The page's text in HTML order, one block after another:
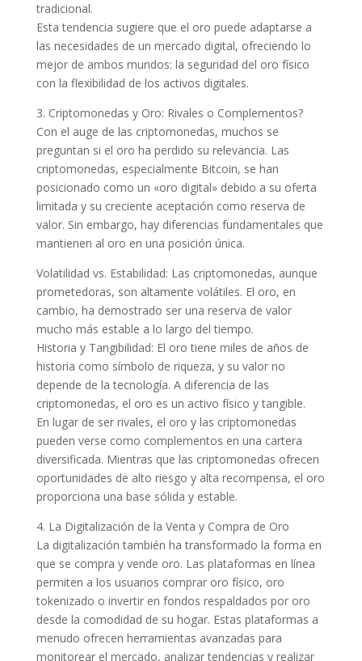
tradicional.
Esta tendencia sugiere que el oro puede adaptarse a
las necesidades de un mercado digital, ofreciendo lo
mejor de ambos mundos: la seguridad del oro físico
con la flexibilidad de los activos digitales.
3. Criptomonedas y Oro: Rivales o Complementos?
Con el auge de las criptomonedas, muchos se
preguntan si el oro ha perdido su relevancia. Las
criptomonedas, especialmente Bitcoin, se han
posicionado como un «oro digital» debido a su oferta
limitada y su creciente aceptación como reserva de
valor. Sin embargo, hay diferencias fundamentales que
mantienen al oro en una posición única.
Volatilidad vs. Estabilidad: Las criptomonedas, aunque
prometedoras, son altamente volátiles. El oro, en
cambio, ha demostrado ser una reserva de valor
mucho más estable a lo largo del tiempo.
Historia y Tangibilidad: El oro tiene miles de años de
historia como símbolo de riqueza, y su valor no
depende de la tecnología. A diferencia de las
criptomonedas, el oro es un activo físico y tangible.
En lugar de ser rivales, el oro y las criptomonedas
pueden verse como complementos en una cartera
diversificada. Mientras que las criptomonedas ofrecen
oportunidades de alto riesgo y alta recompensa, el oro
proporciona una base sólida y estable.
4. La Digitalización de la Venta y Compra de Oro
La digitalización también ha transformado la forma en
que se compra y vende oro. Las plataformas en línea
permiten a los usuarios comprar oro físico, oro
tokenizado o invertir en fondos respaldados por oro
desde la comodidad de su hogar. Estas plataformas a
menudo ofrecen herramientas avanzadas para
monitorear el mercado, analizar tendencias y realizar